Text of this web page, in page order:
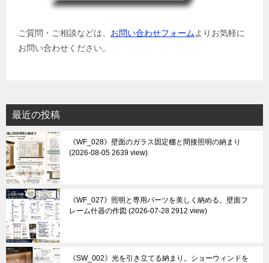
ご質問・ご相談などは、 お問い合わせフォームよりお気軽に
お問い合わせください。
最近の投稿
《WF_028》壁面のガラス固定棚と間接照明の納まり
2026-08-05 2639 view
《WF_027》照明と専用パーツを美しく納める。壁面フ
レーム什器の作図 2026-07-28 2912 view
《SW_002》光を引き立てる納まり。ショーウィンドを